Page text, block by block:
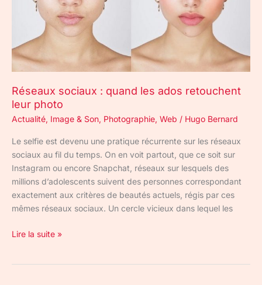
Réseaux sociaux : quand les ados retouchent
leur photo
Actualité, Image & Son, Photographie, Web / Hugo Bernard
Le selfie est devenu une pratique récurrente sur les réseaux
sociaux au fil du temps. On en voit partout, que ce soit sur
Instagram ou encore Snapchat, réseaux sur lesquels des
millions d’adolescents suivent des personnes correspondant
exactement aux critères de beautés actuels, régis par ces
mêmes réseaux sociaux. Un cercle vicieux dans lequel les
Lire la suite »